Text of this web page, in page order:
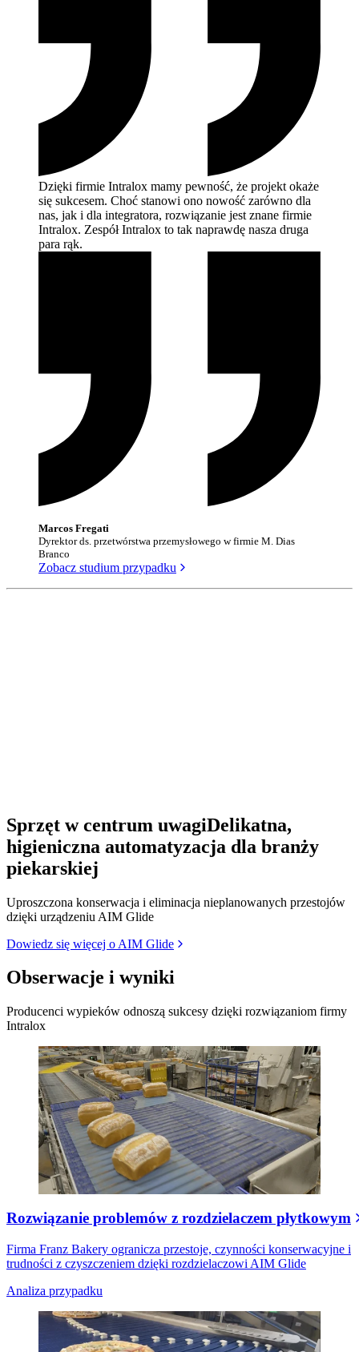
Dzięki firmie Intralox mamy pewność, że projekt okaże
się sukcesem. Choć stanowi ono nowość zarówno dla
nas, jak i dla integratora, rozwiązanie jest znane firmie
Intralox. Zespół Intralox to tak naprawdę nasza druga
para rąk.
Marcos Fregati
Dyrektor ds. przetwórstwa przemysłowego w firmie M. Dias
Branco
Zobacz studium przypadku
Sprzęt w centrum uwagiDelikatna,
higieniczna automatyzacja dla branży
piekarskiej
Uproszczona konserwacja i eliminacja nieplanowanych przestojów
dzięki urządzeniu AIM Glide
Dowiedz się więcej o AIM Glide
Obserwacje i wyniki
Producenci wypieków odnoszą sukcesy dzięki rozwiązaniom firmy
Intralox
Rozwiązanie problemów z rozdzielaczem płytkowym
Firma Franz Bakery ogranicza przestoje, czynności konserwacyjne i
trudności z czyszczeniem dzięki rozdzielaczowi AIM Glide
Analiza przypadku